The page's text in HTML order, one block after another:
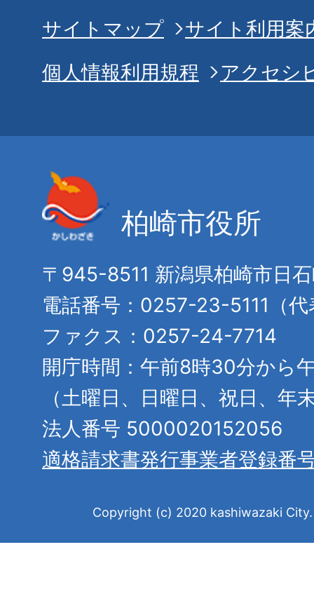
サイトマップ
サイト利用案
個人情報利用規程
アクセシ
柏崎市役所
〒945-8511 新潟県柏崎市日
電話番号：0257-23-5111（代
ファクス：0257-24-7714
開庁時間：午前8時30分から
（土曜日、日曜日、祝日、年
法人番号 5000020152056
適格請求書発行事業者登録番
Copyright (c) 2020 kashiwazaki